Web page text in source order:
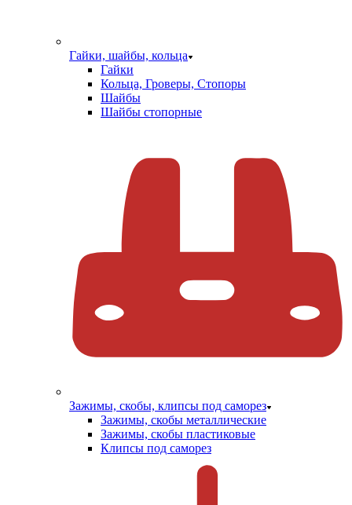
Гайки, шайбы, кольца
Гайки
Кольца, Гроверы, Стопоры
Шайбы
Шайбы стопорные
Зажимы, скобы, клипсы под саморез
Зажимы, скобы металлические
Зажимы, скобы пластиковые
Клипсы под саморез